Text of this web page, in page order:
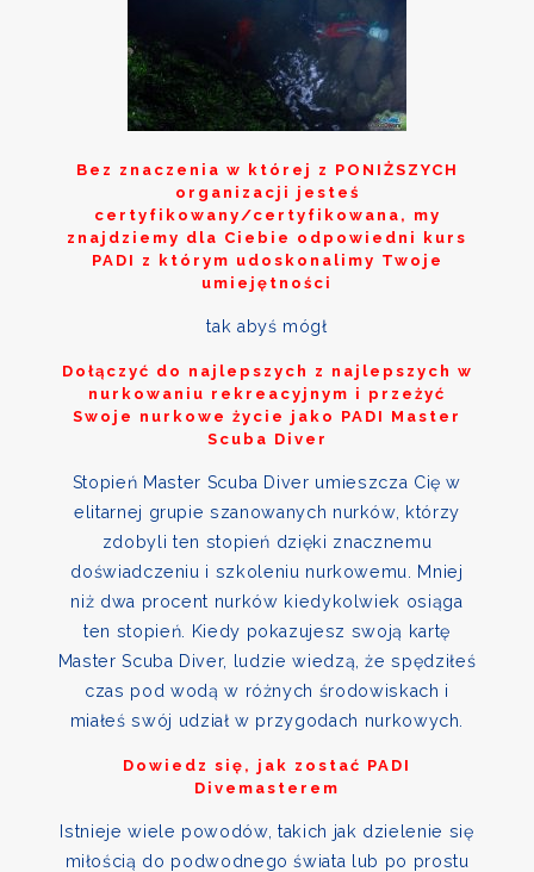
Bez znaczenia w której z PONIŻSZYCH
organizacji jesteś
certyfikowany/certyfikowana, my
znajdziemy dla Ciebie odpowiedni kurs
PADI z którym udoskonalimy Twoje
umiejętności
tak abyś mógł
Dołączyć do najlepszych z najlepszych w
nurkowaniu rekreacyjnym i przeżyć
Swoje nurkowe życie jako PADI Master
Scuba Diver
Stopień Master Scuba Diver umieszcza Cię w
elitarnej grupie szanowanych nurków, którzy
zdobyli ten stopień dzięki znacznemu
doświadczeniu i szkoleniu nurkowemu. Mniej
niż dwa procent nurków kiedykolwiek osiąga
ten stopień. Kiedy pokazujesz swoją kartę
Master Scuba Diver, ludzie wiedzą, że spędziłeś
czas pod wodą w różnych środowiskach i
miałeś swój udział w przygodach nurkowych.
Dowiedz się, jak zostać PADI
Divemasterem
Istnieje wiele powodów, takich jak dzielenie się
miłością do podwodnego świata lub po prostu